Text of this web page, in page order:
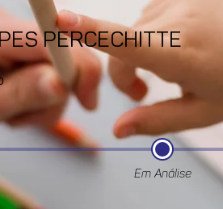
PERCECHITTE
Em Análise